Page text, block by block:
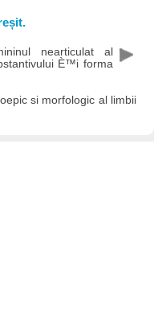
nearticulat al
È™i forma
si morfologic al limbii